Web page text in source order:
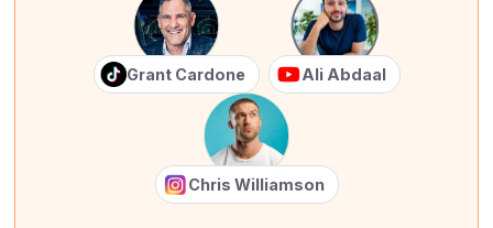
Grant Cardone Ali Abdaal
Chris Williamson